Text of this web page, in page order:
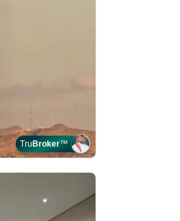
TruBroker™